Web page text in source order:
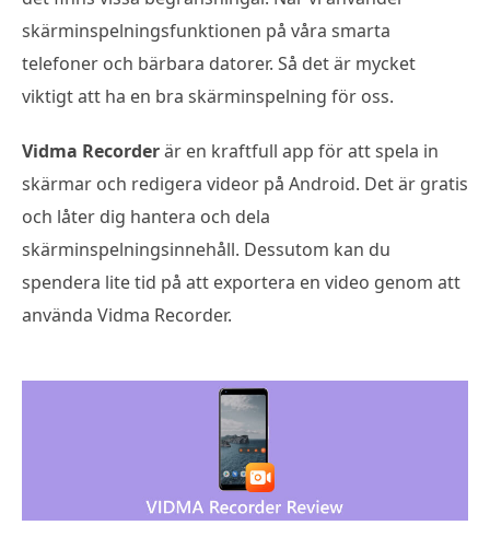
skärminspelningsfunktionen på våra smarta
telefoner och bärbara datorer. Så det är mycket
viktigt att ha en bra skärminspelning för oss.
Vidma Recorderär en kraftfull app för att spela in
skärmar och redigera videor på Android. Det är gratis
och låter dig hantera och dela
skärminspelningsinnehåll. Dessutom kan du
spendera lite tid på att exportera en video genom att
använda Vidma Recorder.